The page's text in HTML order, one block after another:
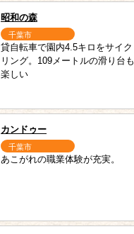
昭和の森
千葉市
貸自転車で園内4.5キロをサイク
リング。109メートルの滑り台も
楽しい
カンドゥー
千葉市
あこがれの職業体験が充実。